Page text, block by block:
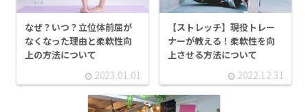
なぜ？いつ？立位体前屈が
なくなった理由と柔軟性向
上の方法について
2023.01.01
【ストレッチ】現役トレー
ナーが教える！柔軟性を向
上させる方法について
2022.12.31